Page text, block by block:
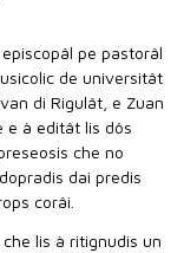
pe pastorâl
de universitât
di Rigulât, e Zuan
e à editât lis dôs
che no
dai predis
corâi.
lis à ritignudis un